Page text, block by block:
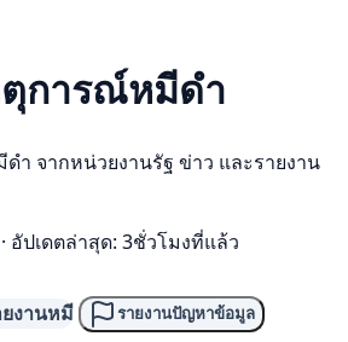
การณ์หมีดำ
ำ จากหน่วยงานรัฐ ข่าว และรายงาน
· อัปเดตล่าสุด: 3ชั่วโมงที่แล้ว
ยงานหมี รายงานปัญหาข้อมูล